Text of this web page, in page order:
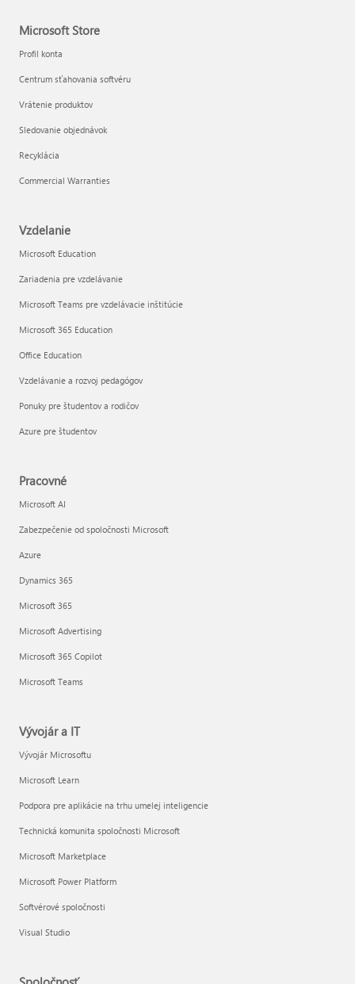
Microsoft Store
Profil konta
Centrum sťahovania softvéru
Vrátenie produktov
Sledovanie objednávok
Recyklácia
Commercial Warranties
Vzdelanie
Microsoft Education
Zariadenia pre vzdelávanie
Microsoft Teams pre vzdelávacie inštitúcie
Microsoft 365 Education
Office Education
Vzdelávanie a rozvoj pedagógov
Ponuky pre študentov a rodičov
Azure pre študentov
Pracovné
Microsoft AI
Zabezpečenie od spoločnosti Microsoft
Azure
Dynamics 365
Microsoft 365
Microsoft Advertising
Microsoft 365 Copilot
Microsoft Teams
Vývojár a IT
Vývojár Microsoftu
Microsoft Learn
Podpora pre aplikácie na trhu umelej inteligencie
Technická komunita spoločnosti Microsoft
Microsoft Marketplace
Microsoft Power Platform
Softvérové spoločnosti
Visual Studio